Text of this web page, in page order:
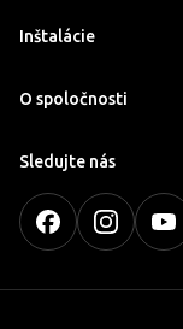
Inštalácie
O spoločnosti
Sledujte nás